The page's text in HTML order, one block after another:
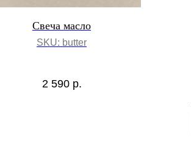
Свеча масло
SKU: butter
2 590 р.